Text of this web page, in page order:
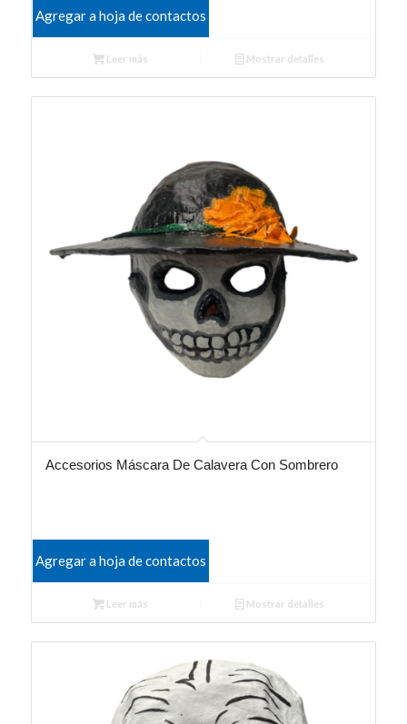
Agregar a hoja de contactos
Leer más Mostrar detalles
Accesorios Máscara De Calavera Con Sombrero
Agregar a hoja de contactos
Leer más Mostrar detalles